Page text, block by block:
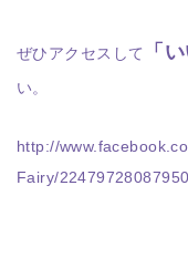
ぜひアクセスして 「
い。
http://
Fairy/